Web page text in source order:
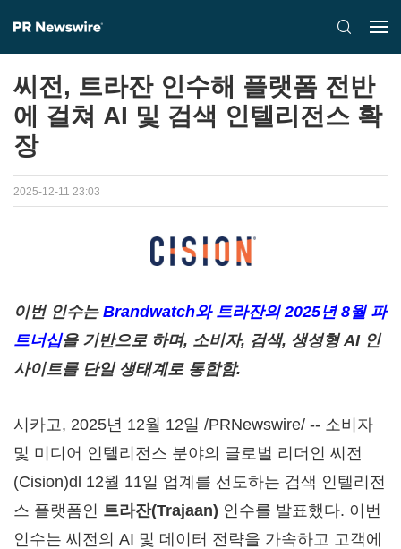
씨전, 트라잔 인수해 플랫폼 전반
에 걸쳐 AI 및 검색 인텔리전스 확
장
2025-12-11 23:03
이번 인수는 Brandwatch와 트라잔의 2025년 8월 파
트너십을 기반으로 하며, 소비자, 검색, 생성형 AI 인
사이트를 단일 생태계로 통합함.
시카고, 2025년 12월 12일 /PRNewswire/ -- 소비자
및 미디어 인텔리전스 분야의 글로벌 리더인 씨전
(Cision)dl 12월 11일 업계를 선도하는 검색 인텔리전
스 플랫폼인 트라잔(Trajaan) 인수를 발표했다. 이번
인수는 씨전의 AI 및 데이터 전략을 가속하고 고객에